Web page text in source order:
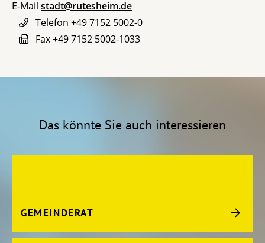
E-Mail stadt@rutesheim.de
Telefon +49 7152 5002-0
Fax+49 7152 5002-1033
Das könnte Sie auch interessieren
GEMEINDERAT